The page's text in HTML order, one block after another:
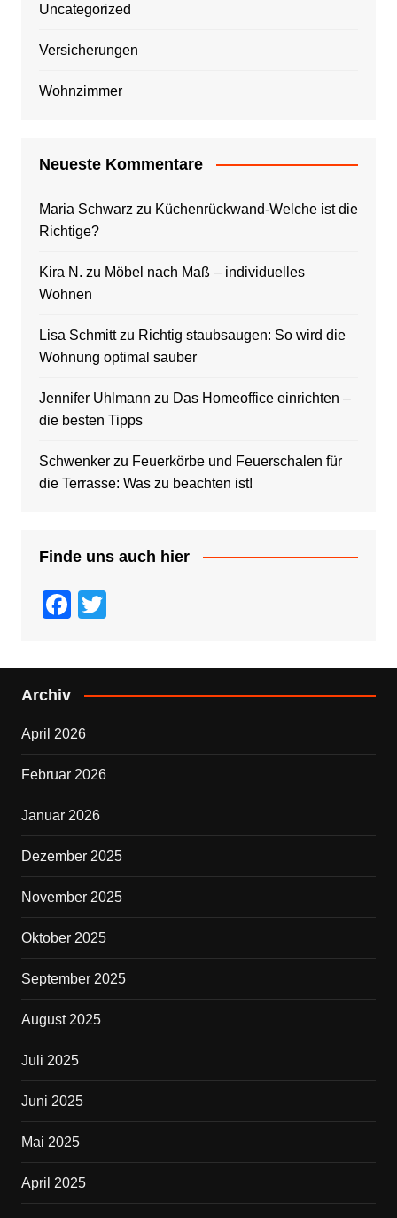
Uncategorized
Versicherungen
Wohnzimmer
Neueste Kommentare
Maria Schwarz zu Küchenrückwand-Welche ist die
Richtige?
Kira N. zu Möbel nach Maß – individuelles
Wohnen
Lisa Schmittzu Richtig staubsaugen: So wird die
Wohnung optimal sauber
Jennifer Uhlmann zu Das Homeoffice einrichten –
die besten Tipps
Schwenkerzu Feuerkörbe und Feuerschalen für
die Terrasse: Was zu beachten ist!
Finde uns auch hier
F
c
e
o
o
k
tt
er
Archiv
April 2026
Februar 2026
Januar 2026
Dezember 2025
November 2025
Oktober 2025
September 2025
August 2025
Juli 2025
Juni 2025
Mai 2025
April 2025